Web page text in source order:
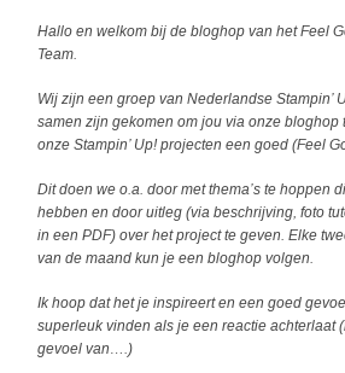
Hallo en welkom bij de bloghop van het Feel
Team.
Wij zijn een groep van Nederlandse Stampin’
samen zijn gekomen om jou via onze bloghop
onze Stampin’ Up! projecten een goed (Feel
Dit doen we o.a. door met thema’s te hoppen
hebben en door uitleg (via beschrijving, foto
in een PDF) over het project te geven. Elke
van de maand kun je een bloghop volgen.
Ik hoop dat het je inspireert en een goed
superleuk vinden als je een reactie achterlaat
gevoel van….)